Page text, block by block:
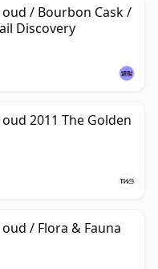
/ Bourbon Cask /
Discovery
2011 The Golden
/ Flora & Fauna